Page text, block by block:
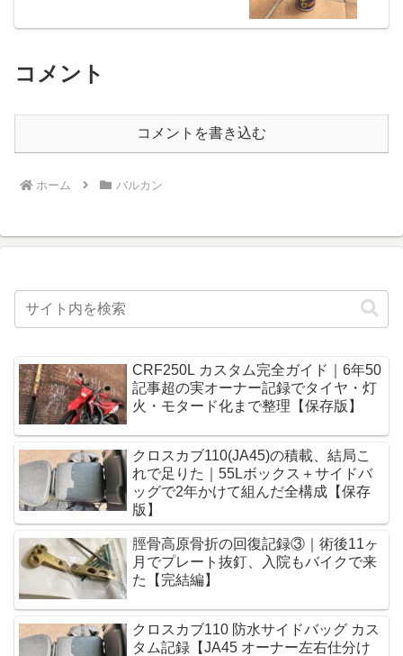
コメント
コメントを書き込む
ホーム バルカン
CRF250L カスタム完全ガイド｜6年50
記事超の実オーナー記録でタイヤ・灯
火・モタード化まで整理【保存版】
クロスカブ110(JA45)の積載、結局こ
れで足りた｜55Lボックス＋サイドバ
ッグで2年かけて組んだ全構成【保存
版】
脛骨高原骨折の回復記録③｜術後11ヶ
月でプレート抜釘、入院もバイクで来
た【完結編】
クロスカブ110 防水サイドバッグ カス
タム記録【JA45 オーナー左右仕分け